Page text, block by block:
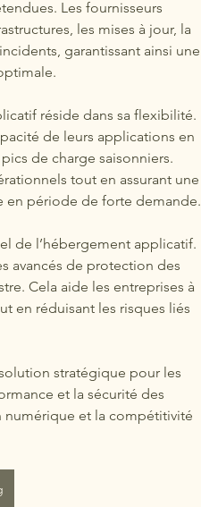
Les fournisseurs
les mises à jour, la
garantissant ainsi une
réside dans sa flexibilité.
de leurs applications en
de charge saisonniers.
tout en assurant une
en période de forte demande.
de l’hébergement applicatif.
avancés de protection des
Cela aide les entreprises à
en réduisant les risques liés
stratégique pour les
et la sécurité des
numérique et la compétitivité